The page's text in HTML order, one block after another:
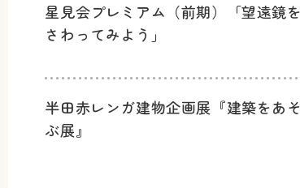
星見会プレミアム（前期）「望遠鏡を
さわってみよう」
半田赤レンガ建物企画展『建築をあそ
ぶ展』